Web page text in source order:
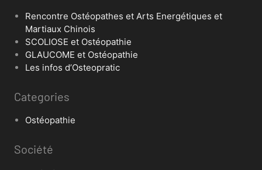
Rencontre Ostéopathes et Arts Energétiques et
Martiaux Chinois
SCOLIOSE et Ostéopathie
GLAUCOME et Ostéopathie
Les infos d’Osteopratic
Categories
Ostéopathie
Société